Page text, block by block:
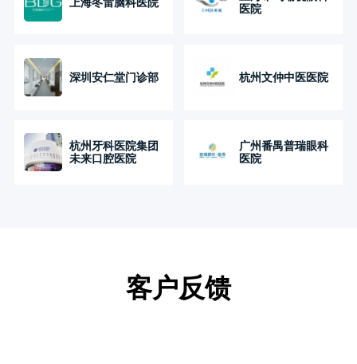
医院
深圳安仁堂门诊部 杭州文仲中医医院
杭州牙科医院集团
未来口腔医院
广州番禺普瑞眼科
医院
客户反馈